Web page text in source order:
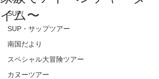
SUP/
SUP・サップツアー
南国だより
スペシャル大冒険ツアー
カヌーツアー
イム〜